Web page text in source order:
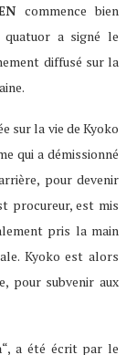
commence bien
quatuor a signé le
diffusé sur la
sur la vie de Kyoko
qui a démissionné
pour devenir
procureur, est mis
pris la main
Kyoko est alors
pour subvenir aux
“, a été écrit par le